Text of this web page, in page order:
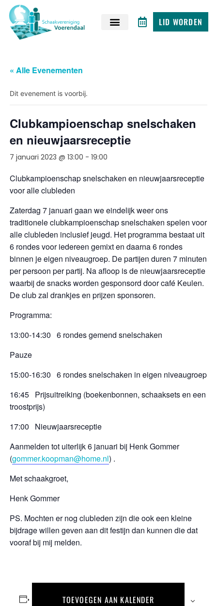
LID WORDEN
« Alle Evenementen
Dit evenement is voorbij.
Clubkampioenschap snelschaken
en nieuwjaarsreceptie
7 januari 2023 @ 13:00 - 19:00
Clubkampioenschap snelschaken en nieuwjaarsreceptie
voor alle clubleden
Zaterdag 7 januari gaan we eindelijk weer ons
traditionele clubkampioenschap snelschaken spelen voor
alle clubleden inclusief jeugd. Het programma bestaat uit
6 rondes voor iedereen gemixt en daarna 6 rondes
binnen je eigen niveaugroep. De partijen duren 7 minuten
per persoon per partij. Na afloop is de nieuwjaarsreceptie
waarbij de snacks worden gesponsord door café Keulen.
De club zal drankjes en prijzen sponsoren.
Programma:
13:00-14:30 6 rondes gemend snelschaken
Pauze
15:00-16:30 6 rondes snelschaken in eigen niveaugroep
16:45 Prijsuitreiking (boekenbonnen, schaaksets en een
troostprijs)
17:00 Nieuwjaarsreceptie
Aanmelden tot uiterlijk 6 januari bij Henk Gommer
(gommer.koopman@home.nl) .
Met schaakgroet,
Henk Gommer
PS. Mochten er nog clubleden zijn die ook een kleine
bijdrage willen geven aan dit festijn dan kunnen die dat
vooraf bij mij melden.
TOEVOEGEN AAN KALENDER